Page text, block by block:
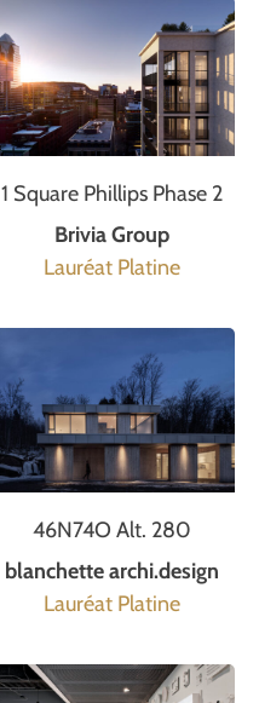
1 Square Phillips Phase 2
Brivia Group
Lauréat Platine
46N74O Alt. 280
blanchette archi.design
Lauréat Platine